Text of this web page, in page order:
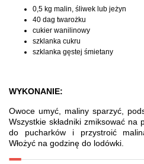
0,5 kg malin, śliwek lub jeżyn
40 dag twarożku
cukier wanilinowy
szklanka cukru
szklanka gęstej śmietany
WYKONANIE:
Owoce umyć, maliny sparzyć,
Wszystkie składniki zmiksować na
do pucharków i przystroić
Włożyć na godzinę do lodówki.